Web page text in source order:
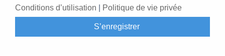
Conditions d’utilisation Politique de vie privée
S’enregistrer